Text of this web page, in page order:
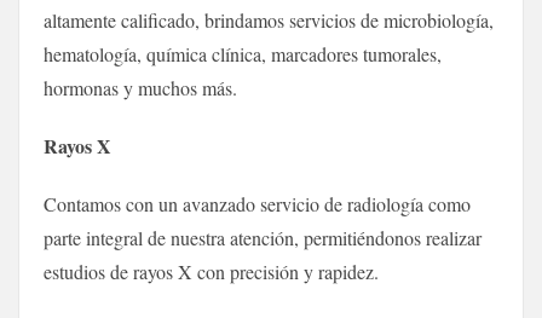
altamente calificado, brindamos servicios de microbiología,
hematología, química clínica, marcadores tumorales,
hormonas y muchos más.
Rayos X
Contamos con un avanzado servicio de radiología como
parte integral de nuestra atención, permitiéndonos realizar
estudios de rayos X con precisión y rapidez.